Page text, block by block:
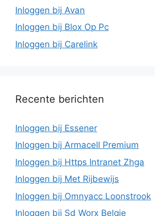
Inloggen bij Avan
Inloggen bij Blox Op Pc
Inloggen bij Carelink
Recente berichten
Inloggen bij Essener
Inloggen bij Armacell Premium
Inloggen bij Https Intranet Zhga
Inloggen bij Met Rijbewijs
Inloggen bij Omnyacc Loonstrook
Inloggen bij Sd Worx Belgie